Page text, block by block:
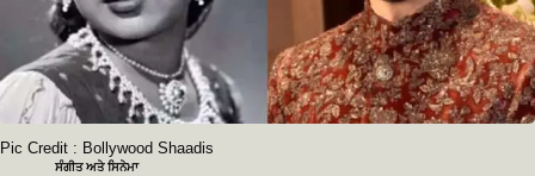
Pic Credit : Bollywood Shaadis
ਸੰਗੀਤ ਅਤੇ ਸਿਨੇਮਾ